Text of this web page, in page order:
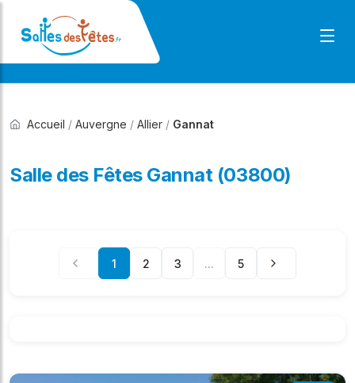
Accueil / Auvergne / Allier / Gannat
Salle des Fêtes Gannat (03800)
1 2 3 ... 5